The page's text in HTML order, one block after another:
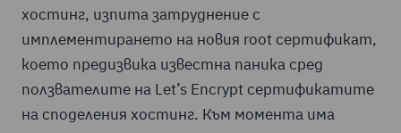
хостинг, изпита затруднение с
имплементирането на новия root сертификат,
което предизвика известна паника сред
ползвателите на Let’s Encrypt сертификатите
на споделения хостинг. Към момента има